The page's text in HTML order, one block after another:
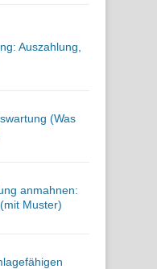
Auszahlung,
(Was
anmahnen:
Muster)